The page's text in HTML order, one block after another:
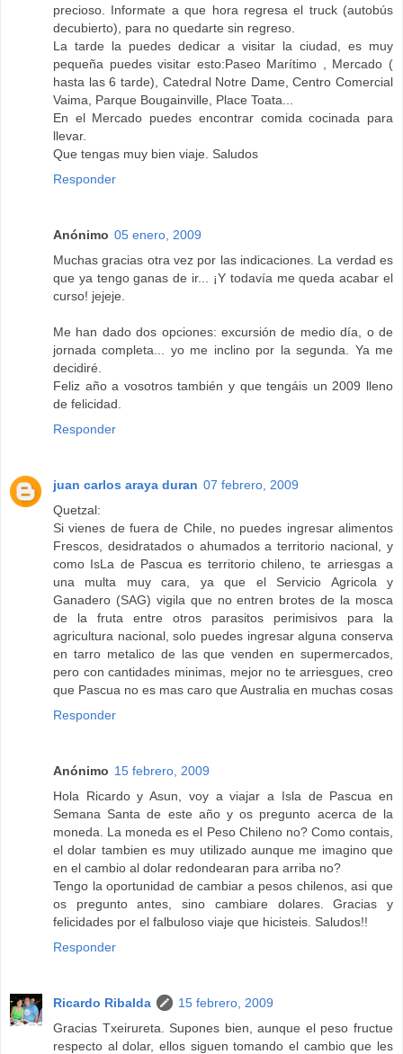
precioso. Informate a que hora regresa el truck (autobús
decubierto), para no quedarte sin regreso.
La tarde la puedes dedicar a visitar la ciudad, es muy
pequeña puedes visitar esto:Paseo Marítimo , Mercado (
hasta las 6 tarde), Catedral Notre Dame, Centro Comercial
Vaima, Parque Bougainville, Place Toata...
En el Mercado puedes encontrar comida cocinada para
llevar.
Que tengas muy bien viaje. Saludos
Responder
Anónimo 05 enero, 2009
Muchas gracias otra vez por las indicaciones. La verdad es
que ya tengo ganas de ir... ¡Y todavía me queda acabar el
curso! jejeje.
Me han dado dos opciones: excursión de medio día, o de
jornada completa... yo me inclino por la segunda. Ya me
decidiré.
Feliz año a vosotros también y que tengáis un 2009 lleno
de felicidad.
Responder
juan carlos araya duran 07 febrero, 2009
Quetzal:
Si vienes de fuera de Chile, no puedes ingresar alimentos
Frescos, desidratados o ahumados a territorio nacional, y
como IsLa de Pascua es territorio chileno, te arriesgas a
una multa muy cara, ya que el Servicio Agricola y
Ganadero (SAG) vigila que no entren brotes de la mosca
de la fruta entre otros parasitos perimisivos para la
agricultura nacional, solo puedes ingresar alguna conserva
en tarro metalico de las que venden en supermercados,
pero con cantidades minimas, mejor no te arriesgues, creo
que Pascua no es mas caro que Australia en muchas cosas
Responder
Anónimo 15 febrero, 2009
Hola Ricardo y Asun, voy a viajar a Isla de Pascua en
Semana Santa de este año y os pregunto acerca de la
moneda. La moneda es el Peso Chileno no? Como contais,
el dolar tambien es muy utilizado aunque me imagino que
en el cambio al dolar redondearan para arriba no?
Tengo la oportunidad de cambiar a pesos chilenos, asi que
os pregunto antes, sino cambiare dolares. Gracias y
felicidades por el falbuloso viaje que hicisteis. Saludos!!
Responder
Ricardo Ribalda
15 febrero, 2009
Gracias Txeirureta. Supones bien, aunque el peso fructue
respecto al dolar, ellos siguen tomando el cambio que les